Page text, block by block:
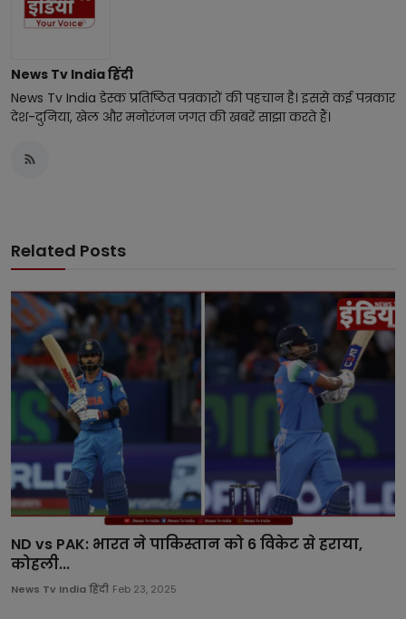
News Tv India हिंदी
News Tv India डेस्क प्रतिष्ठित पत्रकारों की पहचान है। इससे कई पत्रकार
देश-दुनिया, खेल और मनोरंजन जगत की खबरें साझा करते हैं।
Related Posts
ND vs PAK: भारत ने पाकिस्तान को 6 विकेट से हराया,
कोहली...
News Tv India हिंदी Feb 23, 2025